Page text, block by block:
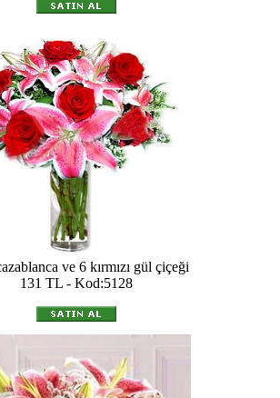
ve 6 kırmızı gül çiçeği
131 TL - Kod:5128